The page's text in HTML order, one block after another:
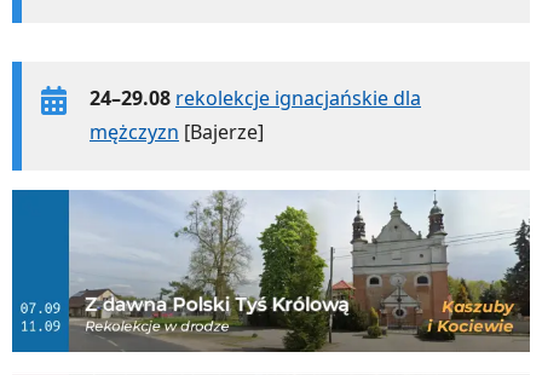
24–29.08 rekolekcje ignacjańskie dla
mężczyzn [Bajerze]